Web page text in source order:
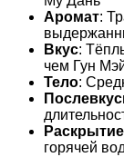
Аромат:
Вкус:
чем Гун
Тело:
горячей